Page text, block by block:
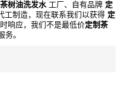
树油洗发水 工厂、自有品牌 定
工制造，现在联系我们以获得 定
响应，我们不是最低价定制茶
务。